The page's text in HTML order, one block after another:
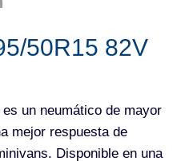
50R15 82V
un neumático de mayor
mejor respuesta de
Disponible en una